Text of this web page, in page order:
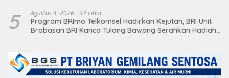
5 Agustus 4, 2026 34 Lihat
Program BRImo Telkomsel Hadirkan Kejutan, BRI Unit
Brabasan BRI Kanca Tulang Bawang Serahkan Hadiah